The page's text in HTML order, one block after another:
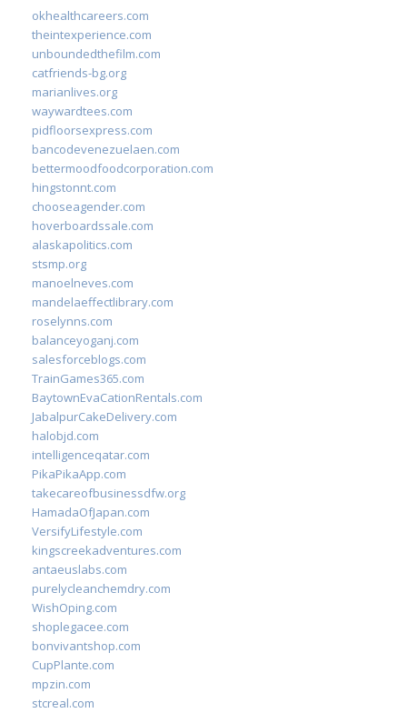
okhealthcareers.com
theintexperience.com
unboundedthefilm.com
catfriends-bg.org
marianlives.org
waywardtees.com
pidfloorsexpress.com
bancodevenezuelaen.com
bettermoodfoodcorporation.com
hingstonnt.com
chooseagender.com
hoverboardssale.com
alaskapolitics.com
stsmp.org
manoelneves.com
mandelaeffectlibrary.com
roselynns.com
balanceyoganj.com
salesforceblogs.com
TrainGames365.com
BaytownEvaCationRentals.com
JabalpurCakeDelivery.com
halobjd.com
intelligenceqatar.com
PikaPikaApp.com
takecareofbusinessdfw.org
HamadaOfJapan.com
VersifyLifestyle.com
kingscreekadventures.com
antaeuslabs.com
purelycleanchemdry.com
WishOping.com
shoplegacee.com
bonvivantshop.com
CupPlante.com
mpzin.com
stcreal.com